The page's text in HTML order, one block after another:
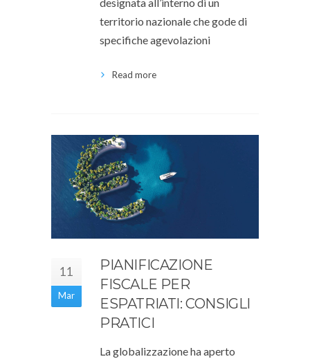
designata all’interno di un
territorio nazionale che gode di
specifiche agevolazioni
Read more
11
Mar
PIANIFICAZIONE
FISCALE PER
ESPATRIATI: CONSIGLI
PRATICI
La globalizzazione ha aperto